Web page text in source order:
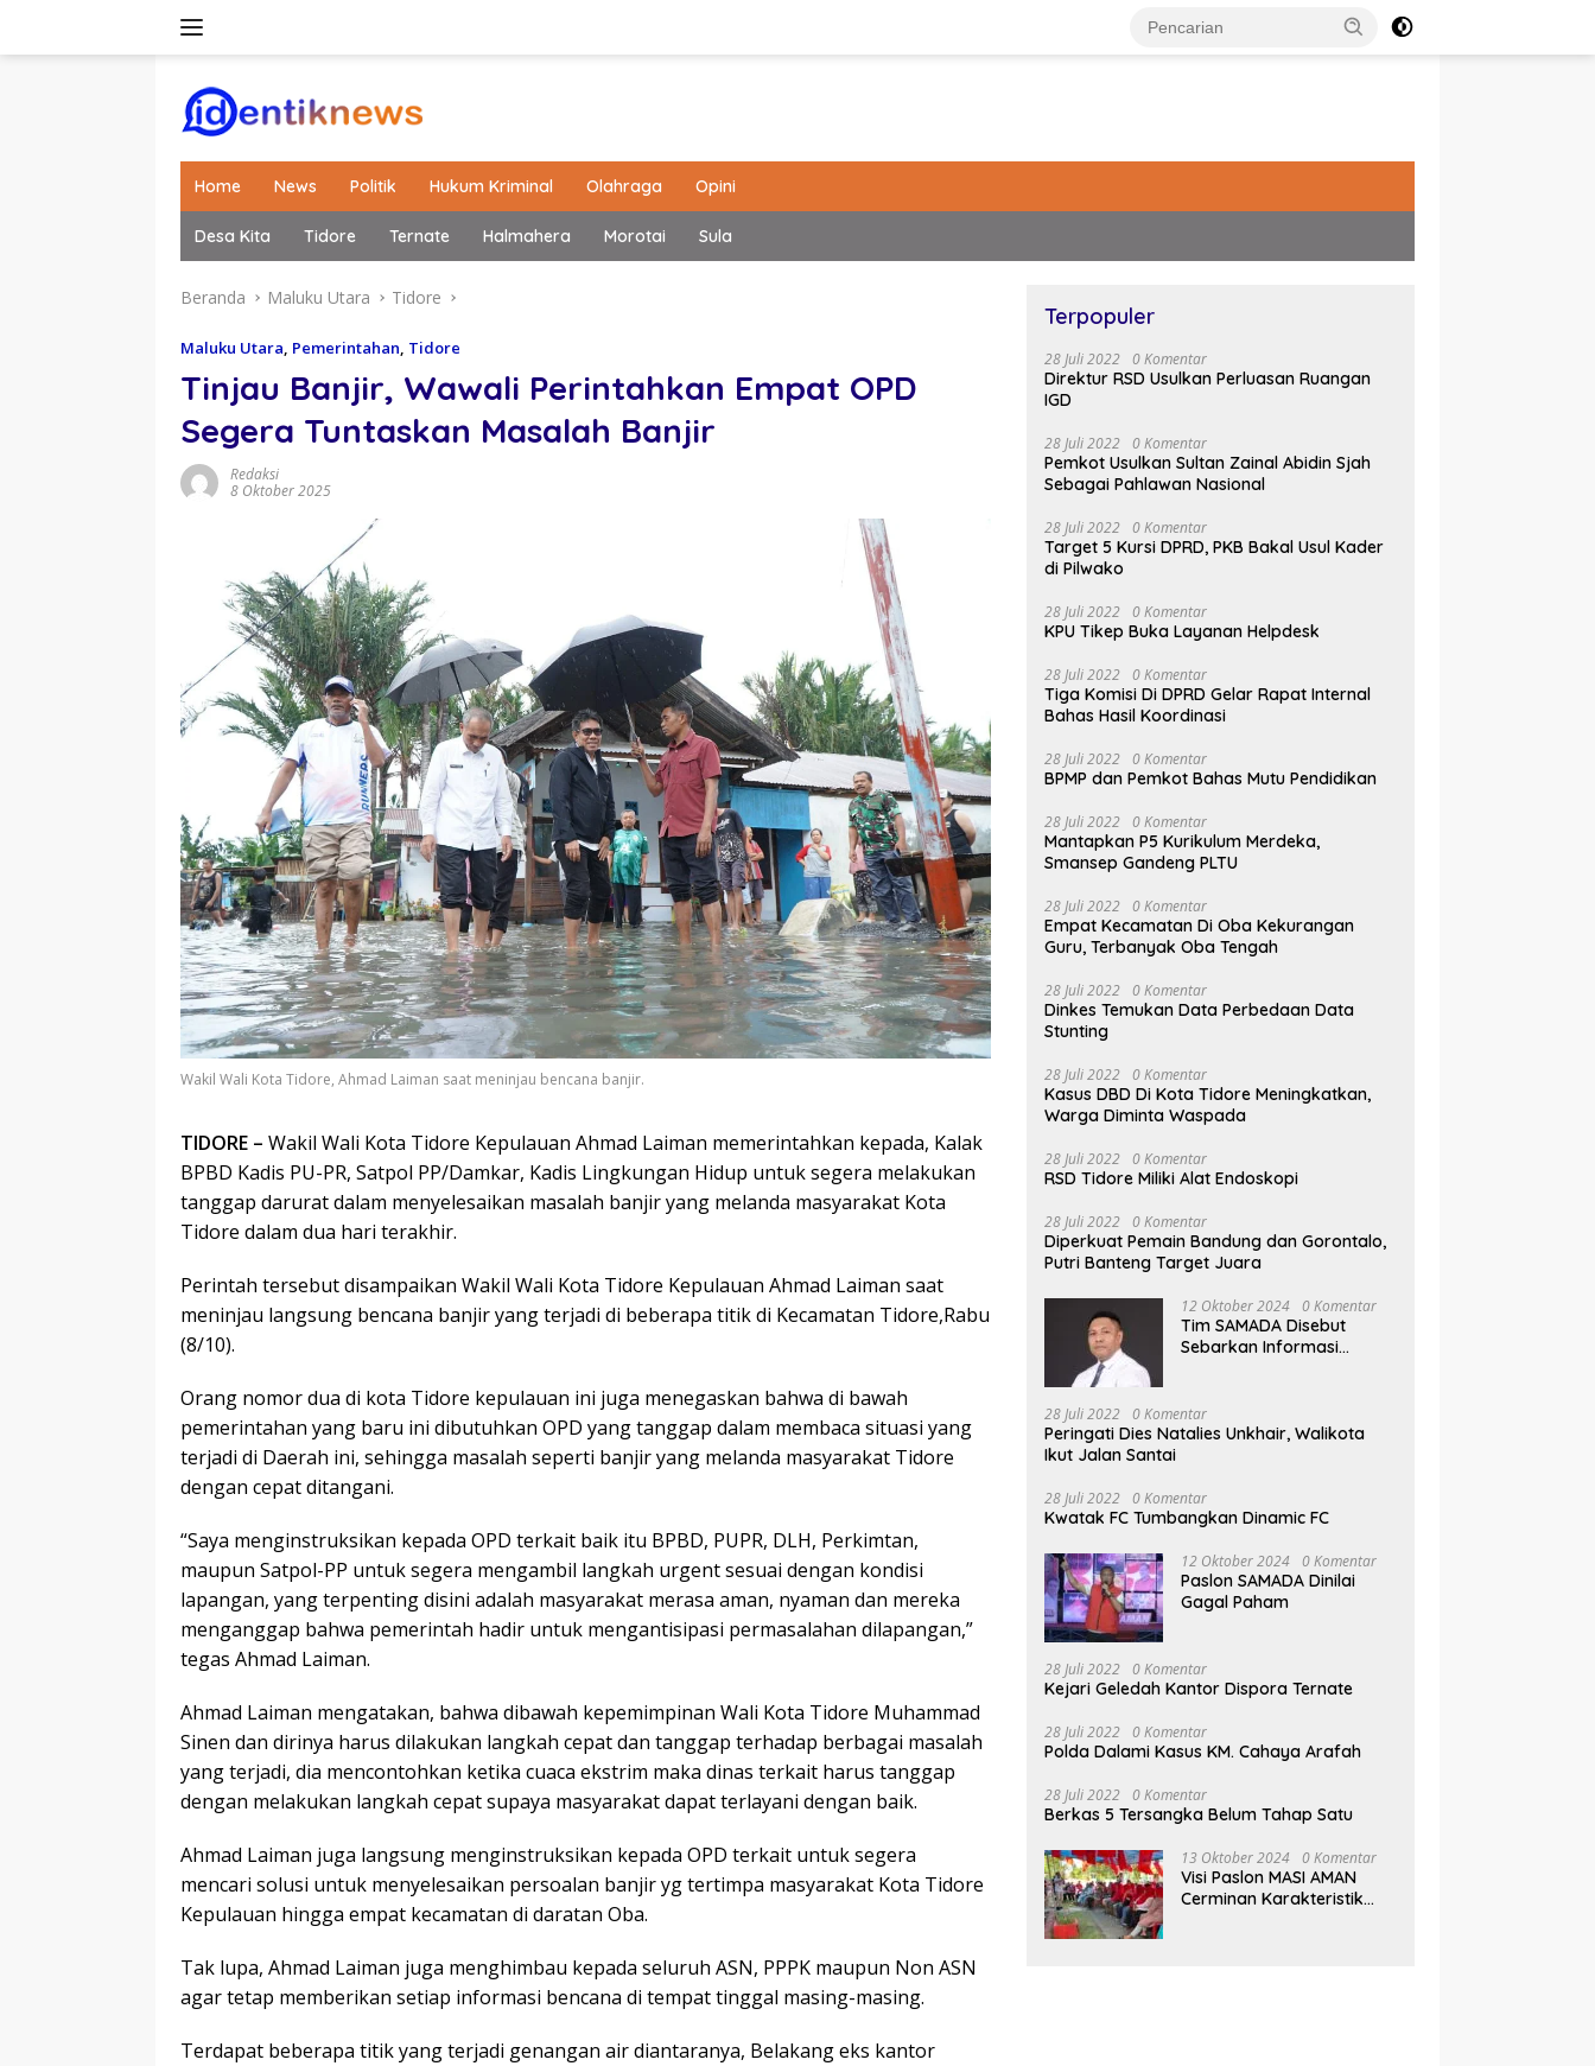
Home News Politik Hukum Kriminal Olahraga Opini
Desa Kita Tidore Ternate Halmahera Morotai Sula
Beranda Maluku Utara Tidore
Maluku Utara, Pemerintahan, Tidore
Tinjau Banjir, Wawali Perintahkan Empat OPD
Segera Tuntaskan Masalah Banjir
Redaksi
8 Oktober 2025
Wakil Wali Kota Tidore, Ahmad Laiman saat meninjau bencana banjir.
TIDORE – Wakil Wali Kota Tidore Kepulauan Ahmad Laiman memerintahkan kepada, Kalak
BPBD Kadis PU-PR, Satpol PP/Damkar, Kadis Lingkungan Hidup untuk segera melakukan
tanggap darurat dalam menyelesaikan masalah banjir yang melanda masyarakat Kota
Tidore dalam dua hari terakhir.
Perintah tersebut disampaikan Wakil Wali Kota Tidore Kepulauan Ahmad Laiman saat
meninjau langsung bencana banjir yang terjadi di beberapa titik di Kecamatan Tidore,Rabu
(8/10).
Orang nomor dua di kota Tidore kepulauan ini juga menegaskan bahwa di bawah
pemerintahan yang baru ini dibutuhkan OPD yang tanggap dalam membaca situasi yang
terjadi di Daerah ini, sehingga masalah seperti banjir yang melanda masyarakat Tidore
dengan cepat ditangani.
“Saya menginstruksikan kepada OPD terkait baik itu BPBD, PUPR, DLH, Perkimtan,
maupun Satpol-PP untuk segera mengambil langkah urgent sesuai dengan kondisi
lapangan, yang terpenting disini adalah masyarakat merasa aman, nyaman dan mereka
menganggap bahwa pemerintah hadir untuk mengantisipasi permasalahan dilapangan,”
tegas Ahmad Laiman.
Ahmad Laiman mengatakan, bahwa dibawah kepemimpinan Wali Kota Tidore Muhammad
Sinen dan dirinya harus dilakukan langkah cepat dan tanggap terhadap berbagai masalah
yang terjadi, dia mencontohkan ketika cuaca ekstrim maka dinas terkait harus tanggap
dengan melakukan langkah cepat supaya masyarakat dapat terlayani dengan baik.
Ahmad Laiman juga langsung menginstruksikan kepada OPD terkait untuk segera
mencari solusi untuk menyelesaikan persoalan banjir yg tertimpa masyarakat Kota Tidore
Kepulauan hingga empat kecamatan di daratan Oba.
Tak lupa, Ahmad Laiman juga menghimbau kepada seluruh ASN, PPPK maupun Non ASN
agar tetap memberikan setiap informasi bencana di tempat tinggal masing-masing.
Terdapat beberapa titik yang terjadi genangan air diantaranya, Belakang eks kantor
Terpopuler
28 Juli 2022 0 Komentar
Direktur RSD Usulkan Perluasan Ruangan
IGD
28 Juli 2022 0 Komentar
Pemkot Usulkan Sultan Zainal Abidin Sjah
Sebagai Pahlawan Nasional
28 Juli 2022 0 Komentar
Target 5 Kursi DPRD, PKB Bakal Usul Kader
di Pilwako
28 Juli 2022 0 Komentar
KPU Tikep Buka Layanan Helpdesk
28 Juli 2022 0 Komentar
Tiga Komisi Di DPRD Gelar Rapat Internal
Bahas Hasil Koordinasi
28 Juli 2022 0 Komentar
BPMP dan Pemkot Bahas Mutu Pendidikan
28 Juli 2022 0 Komentar
Mantapkan P5 Kurikulum Merdeka,
Smansep Gandeng PLTU
28 Juli 2022 0 Komentar
Empat Kecamatan Di Oba Kekurangan
Guru, Terbanyak Oba Tengah
28 Juli 2022 0 Komentar
Dinkes Temukan Data Perbedaan Data
Stunting
28 Juli 2022 0 Komentar
Kasus DBD Di Kota Tidore Meningkatkan,
Warga Diminta Waspada
28 Juli 2022 0 Komentar
RSD Tidore Miliki Alat Endoskopi
28 Juli 2022 0 Komentar
Diperkuat Pemain Bandung dan Gorontalo,
Putri Banteng Target Juara
12 Oktober 2024 0 Komentar
Tim SAMADA Disebut
Sebarkan Informasi
28 Juli 2022 0 Komentar
Peringati Dies Natalies Unkhair, Walikota
Ikut Jalan Santai
28 Juli 2022 0 Komentar
Kwatak FC Tumbangkan Dinamic FC
12 Oktober 2024 0 Komentar
Paslon SAMADA Dinilai
Gagal Paham
28 Juli 2022 0 Komentar
Kejari Geledah Kantor Dispora Ternate
28 Juli 2022 0 Komentar
Polda Dalami Kasus KM. Cahaya Arafah
28 Juli 2022 0 Komentar
Berkas 5 Tersangka Belum Tahap Satu
13 Oktober 2024 0 Komentar
Visi Paslon MASI AMAN
Cerminan Karakteristik